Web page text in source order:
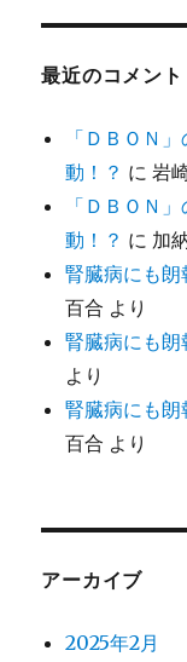
最近のコメント
「ＤＢＯＮ
動！？ に岩
「ＤＢＯＮ
動！？ に 加
腎臓病にも
百合 より
腎臓病にも
より
腎臓病にも
百合 より
アーカイブ
2025年2月